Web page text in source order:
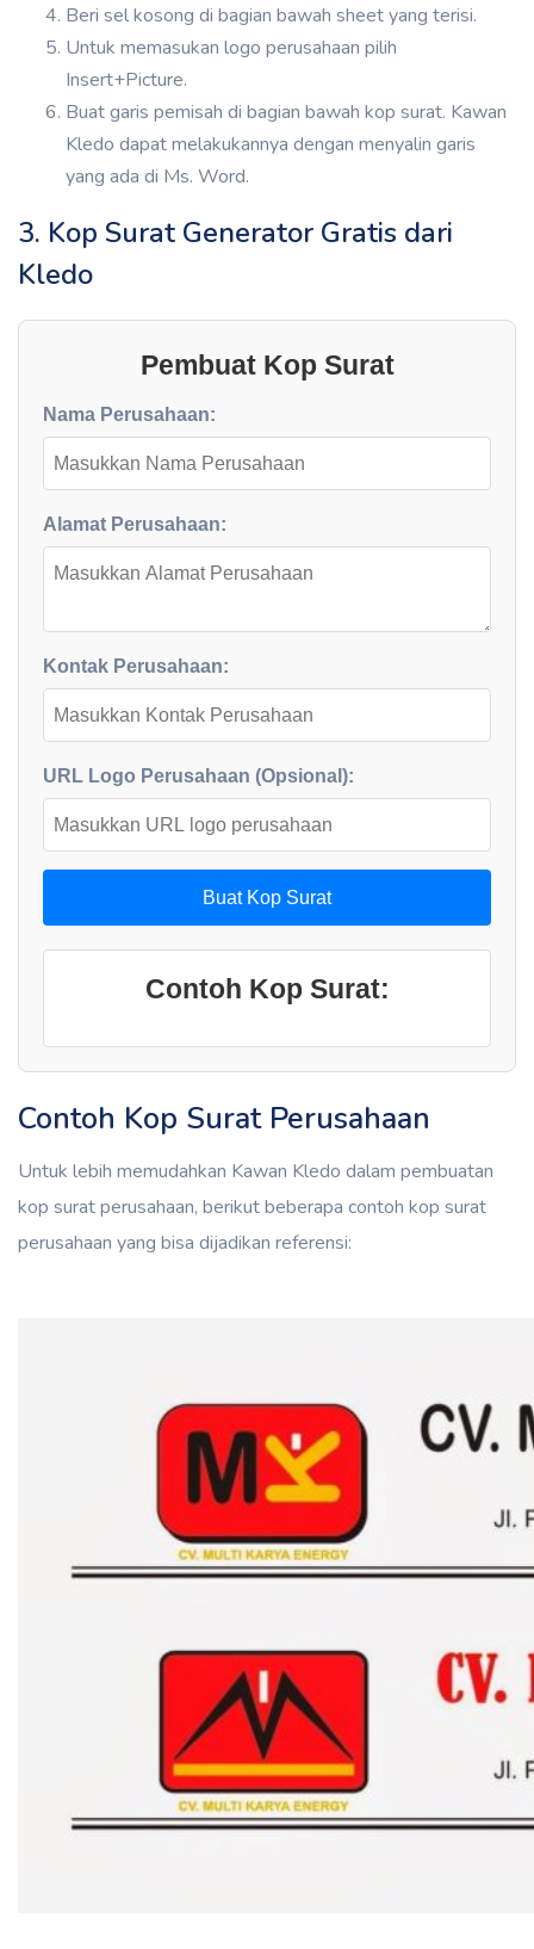
Beri sel kosong di bagian bawah sheet yang terisi.
Untuk memasukan logo perusahaan pilih
Insert+Picture.
Buat garis pemisah di bagian bawah kop surat. Kawan
Kledo dapat melakukannya dengan menyalin garis
yang ada di Ms. Word.
3. Kop Surat Generator Gratis dari
Kledo
Pembuat Kop Surat
Nama Perusahaan:
Alamat Perusahaan:
Kontak Perusahaan:
URL Logo Perusahaan (Opsional):
Buat Kop Surat
Contoh Kop Surat:
Contoh Kop Surat Perusahaan
Untuk lebih memudahkan Kawan Kledo dalam pembuatan
kop surat perusahaan, berikut beberapa contoh kop surat
perusahaan yang bisa dijadikan referensi: